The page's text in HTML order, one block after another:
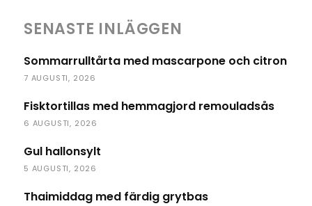
SENASTE INLÄGGEN
Sommarrulltårta med mascarpone och citron
7 AUGUSTI, 2026
Fisktortillas med hemmagjord remouladsås
6 AUGUSTI, 2026
Gul hallonsylt
5 AUGUSTI, 2026
Thaimiddag med färdig grytbas